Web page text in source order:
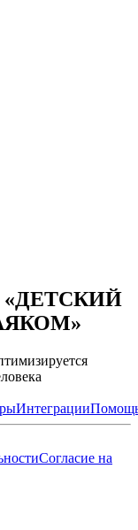
«ДЕТСКИЙ
Интеграции
Согласие на